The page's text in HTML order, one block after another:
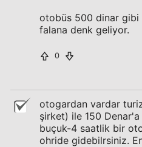
otobüs 500 dinar gibi
falana denk geliyor.
0
otogardan vardar
şirket) ile 150
buçuk-4 saatlik bir
ohride gidebilrsiniz.